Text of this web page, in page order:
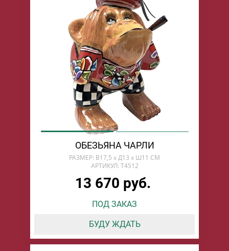
ОБЕЗЬЯНА ЧАРЛИ
РАЗМЕР: В17,5 x Д13 x Ш11 СМ
АРТИКУЛ: T4512
13 670 руб.
ПОД ЗАКАЗ
БУДУ ЖДАТЬ